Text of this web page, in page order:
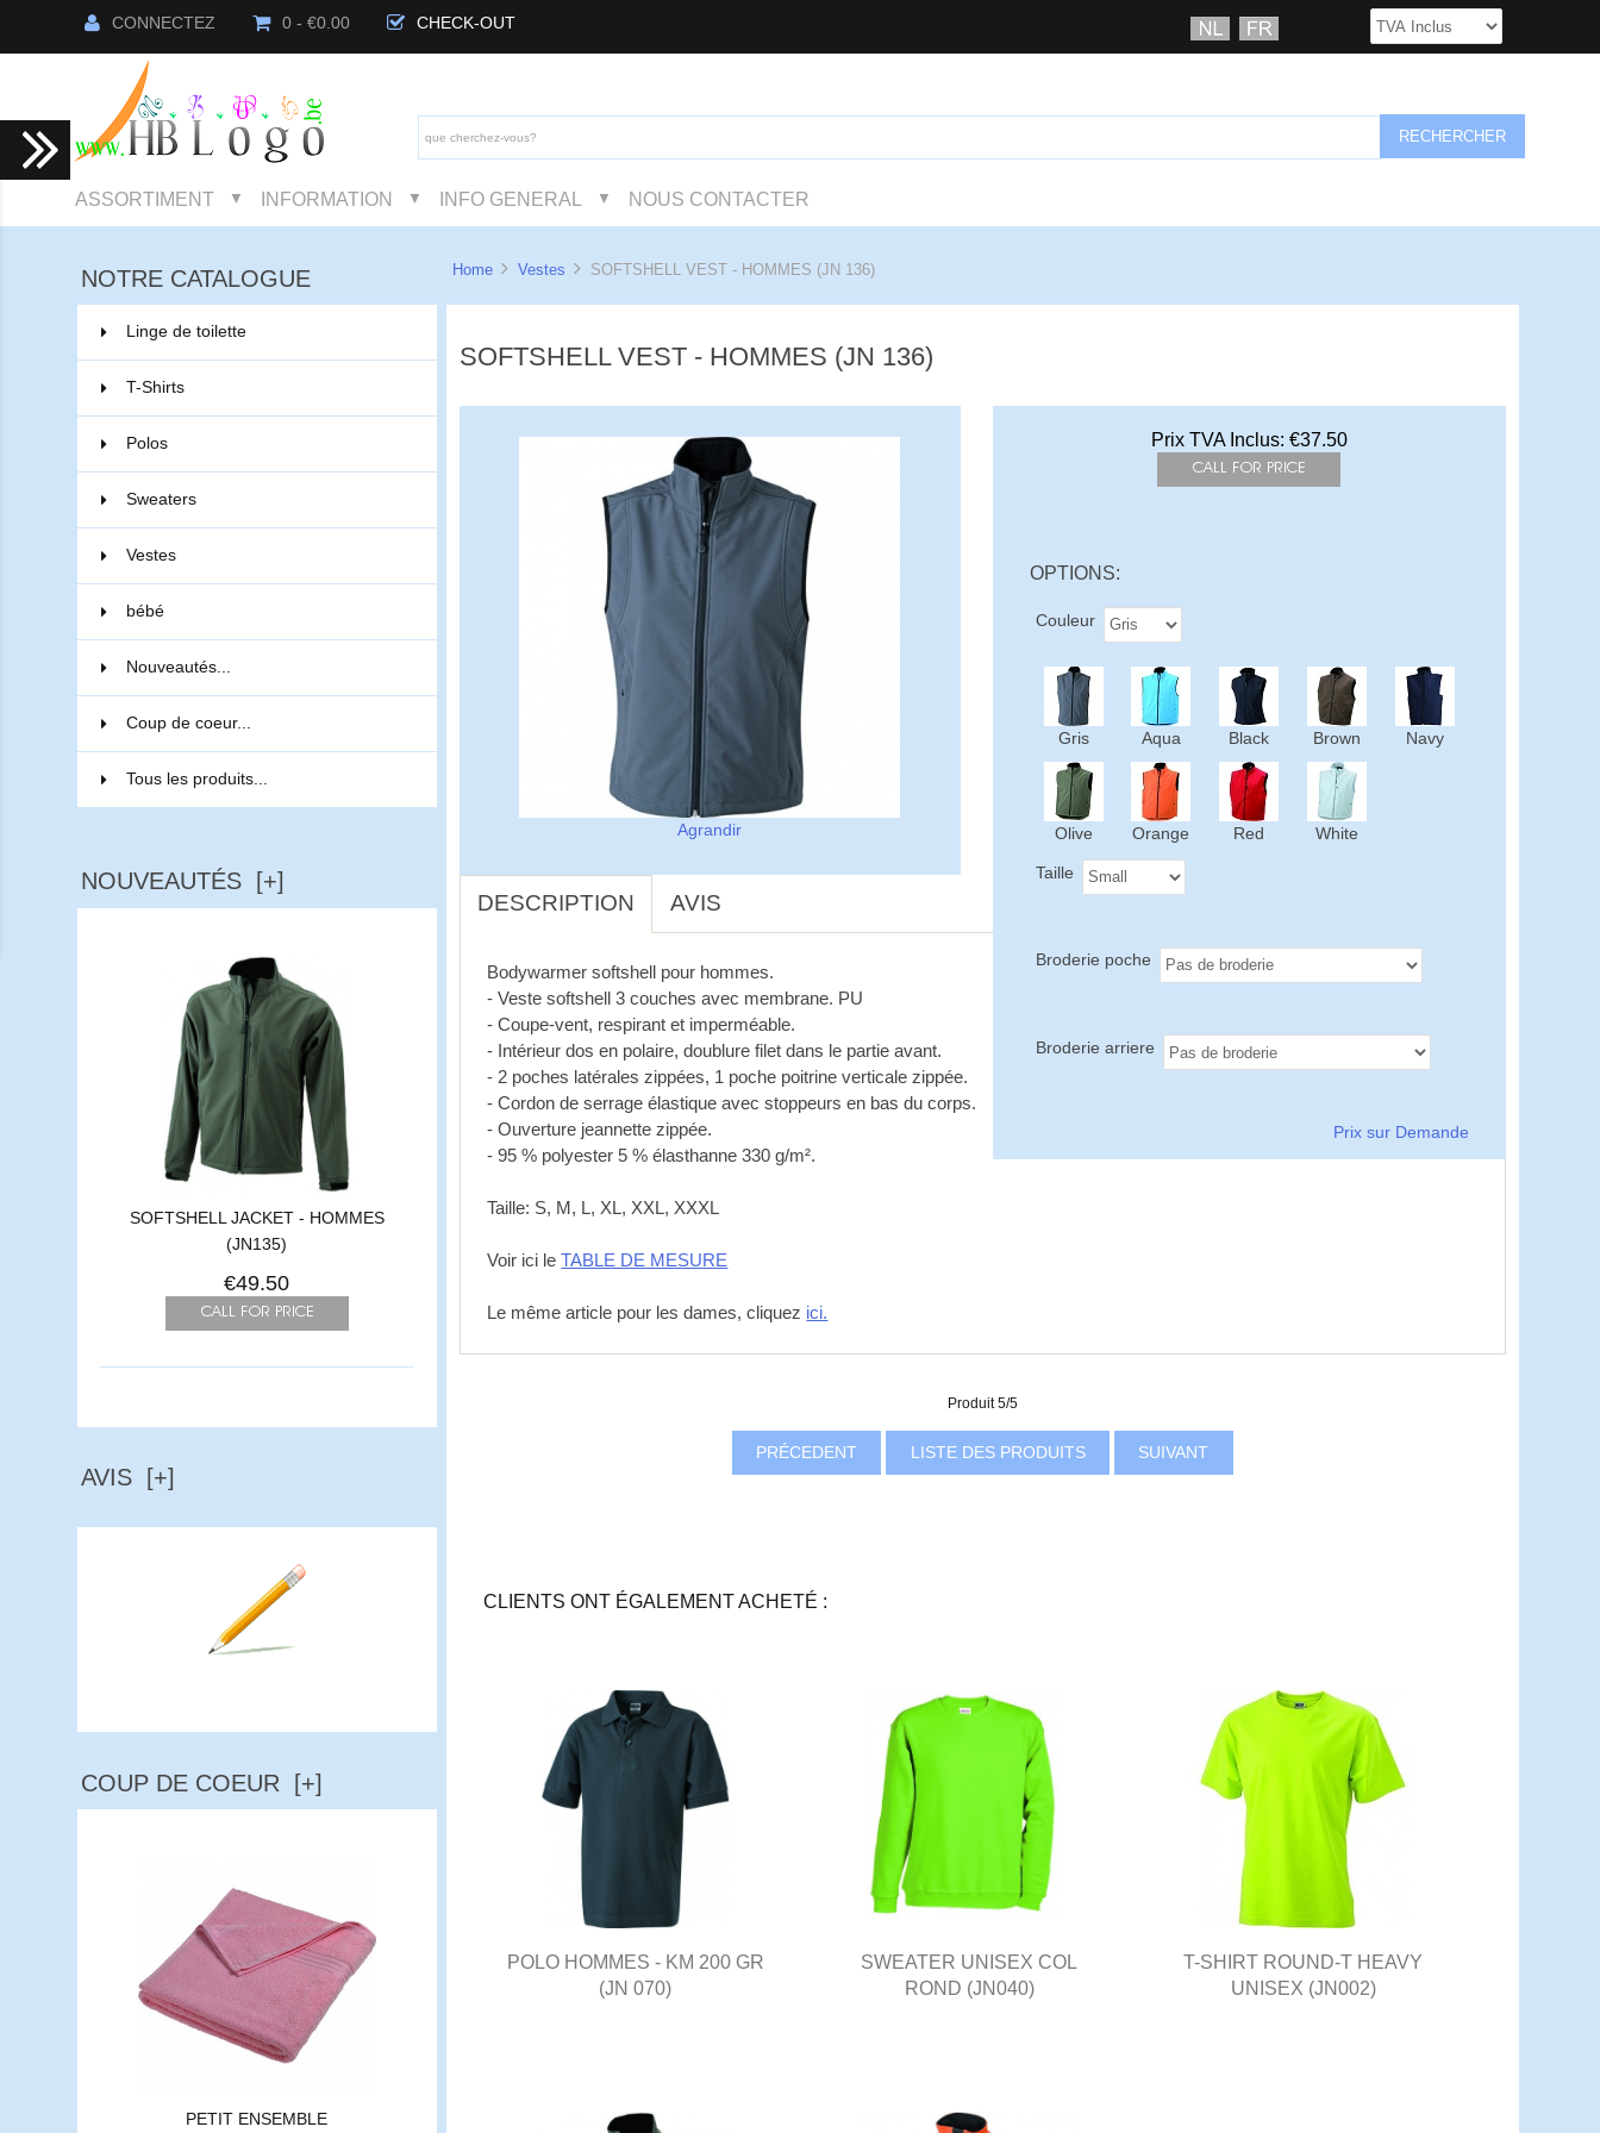
CONNECTEZ 0 - €0.00 CHECK-OUT
ASSORTIMENT ▼ INFORMATION ▼ INFO GENERAL ▼ NOUS CONTACTER
NOTRE CATALOGUE
Linge de toilette
T-Shirts
Polos
Sweaters
Vestes
bébé
Nouveautés...
Coup de coeur...
Tous les produits...
NOUVEAUTÉS [+]
SOFTSHELL JACKET - HOMMES
(JN135)
€49.50
AVIS [+]
COUP DE COEUR [+]
PETIT ENSEMBLE
Home Vestes SOFTSHELL VEST - HOMMES (JN 136)
SOFTSHELL VEST - HOMMES (JN 136)
Agrandir
Prix TVA Inclus: €37.50
OPTIONS:
Couleur
Gris Aqua Black Brown Navy
Olive Orange Red White
Taille
Broderie poche
Broderie arriere
Prix sur Demande
DESCRIPTION AVIS
Bodywarmer softshell pour hommes.
- Veste softshell 3 couches avec membrane. PU
- Coupe-vent, respirant et imperméable.
- Intérieur dos en polaire, doublure filet dans le partie avant.
- 2 poches latérales zippées, 1 poche poitrine verticale zippée.
- Cordon de serrage élastique avec stoppeurs en bas du corps.
- Ouverture jeannette zippée.
- 95 % polyester 5 % élasthanne 330 g/m².
Taille: S, M, L, XL, XXL, XXXL
Voir ici leTABLE DE MESURE
Le même article pour les dames, cliquez ici.
Produit 5/5
PRÉCEDENT LISTE DES PRODUITS SUIVANT
CLIENTS ONT ÉGALEMENT ACHETÉ :
POLO HOMMES - KM 200 GR
(JN 070)
SWEATER UNISEX COL
ROND (JN040)
T-SHIRT ROUND-T HEAVY
UNISEX (JN002)